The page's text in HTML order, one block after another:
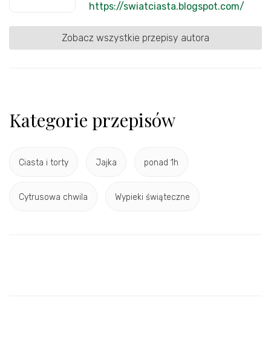
https://swiatciasta.blogspot.com/
Zobacz wszystkie przepisy autora
Kategorie przepisów
Ciasta i torty Jajka ponad 1h
Cytrusowa chwila Wypieki świąteczne